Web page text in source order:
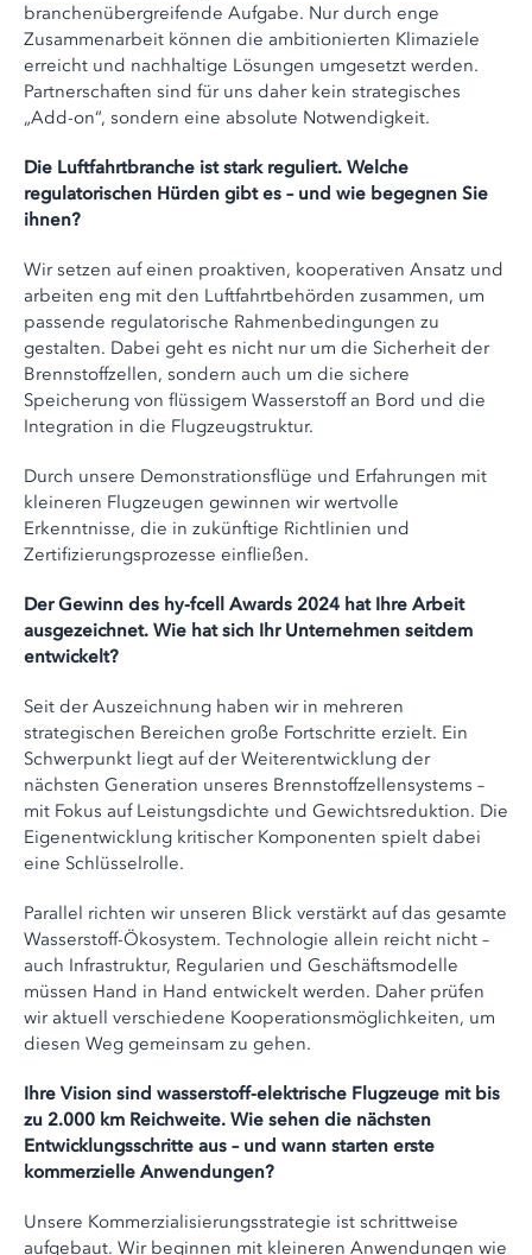
branchenübergreifende Aufgabe. Nur durch enge
Zusammenarbeit können die ambitionierten Klimaziele
erreicht und nachhaltige Lösungen umgesetzt werden.
Partnerschaften sind für uns daher kein strategisches
„Add-on“, sondern eine absolute Notwendigkeit.
Die Luftfahrtbranche ist stark reguliert. Welche
regulatorischen Hürden gibt es – und wie begegnen Sie
ihnen?
Wir setzen auf einen proaktiven, kooperativen Ansatz und
arbeiten eng mit den Luftfahrtbehörden zusammen, um
passende regulatorische Rahmenbedingungen zu
gestalten. Dabei geht es nicht nur um die Sicherheit der
Brennstoffzellen, sondern auch um die sichere
Speicherung von flüssigem Wasserstoff an Bord und die
Integration in die Flugzeugstruktur.
Durch unsere Demonstrationsflüge und Erfahrungen mit
kleineren Flugzeugen gewinnen wir wertvolle
Erkenntnisse, die in zukünftige Richtlinien und
Zertifizierungsprozesse einfließen.
Der Gewinn des hy-fcell Awards 2024 hat Ihre Arbeit
ausgezeichnet. Wie hat sich Ihr Unternehmen seitdem
entwickelt?
Seit der Auszeichnung haben wir in mehreren
strategischen Bereichen große Fortschritte erzielt. Ein
Schwerpunkt liegt auf der Weiterentwicklung der
nächsten Generation unseres Brennstoffzellensystems –
mit Fokus auf Leistungsdichte und Gewichtsreduktion. Die
Eigenentwicklung kritischer Komponenten spielt dabei
eine Schlüsselrolle.
Parallel richten wir unseren Blick verstärkt auf das gesamte
Wasserstoff-Ökosystem. Technologie allein reicht nicht –
auch Infrastruktur, Regularien und Geschäftsmodelle
müssen Hand in Hand entwickelt werden. Daher prüfen
wir aktuell verschiedene Kooperationsmöglichkeiten, um
diesen Weg gemeinsam zu gehen.
Ihre Vision sind wasserstoff-elektrische Flugzeuge mit bis
zu 2.000 km Reichweite. Wie sehen die nächsten
Entwicklungsschritte aus – und wann starten erste
kommerzielle Anwendungen?
Unsere Kommerzialisierungsstrategie ist schrittweise
aufgebaut. Wir beginnen mit kleineren Anwendungen wie